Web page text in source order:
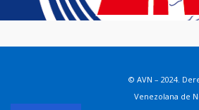
© AVN – 2024.
Venezolana de